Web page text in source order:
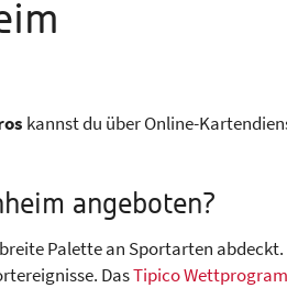
kannst du über Online-
angeboten?
Palette an Sportarten
DasTipico